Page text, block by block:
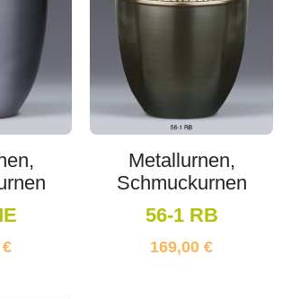
€
Metallurnen,
Schmuckurnen
56-1 RB
169,00 €